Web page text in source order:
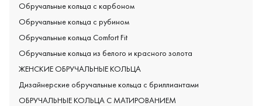
Обручальные кольца с карбоном
Обручальные кольца с рубином
Обручальные кольца Comfort Fit
Обручальные кольца из белого и красного золота
ЖЕНСКИЕ ОБРУЧАЛЬНЫЕ КОЛЬЦА
Дизайнерские обручальные кольца с бриллиантами
ОБРУЧАЛЬНЫЕ КОЛЬЦА С МАТИРОВАНИЕМ